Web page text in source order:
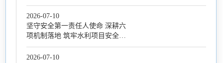
2026-07-10
坚守安全第一责任人使命 深耕六
项机制落地 筑牢水利项目安全生
产坚固防线
2026-07-10